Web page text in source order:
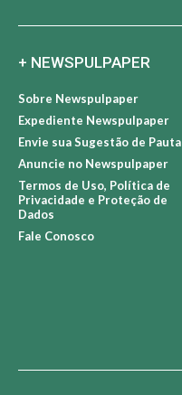
+ NEWSPULPAPER
Sobre Newspulpaper
Expediente Newspulpaper
Envie sua Sugestão de Pauta
Anuncie no Newspulpaper
Termos de Uso, Política de
Privacidade e Proteção de
Dados
Fale Conosco